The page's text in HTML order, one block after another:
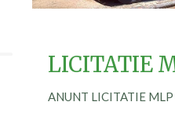
LICITATIE
ANUNT LICITATIE